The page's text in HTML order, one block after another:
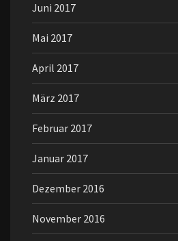
Juni 2017
Mai 2017
April 2017
März 2017
Februar 2017
Januar 2017
Dezember 2016
November 2016